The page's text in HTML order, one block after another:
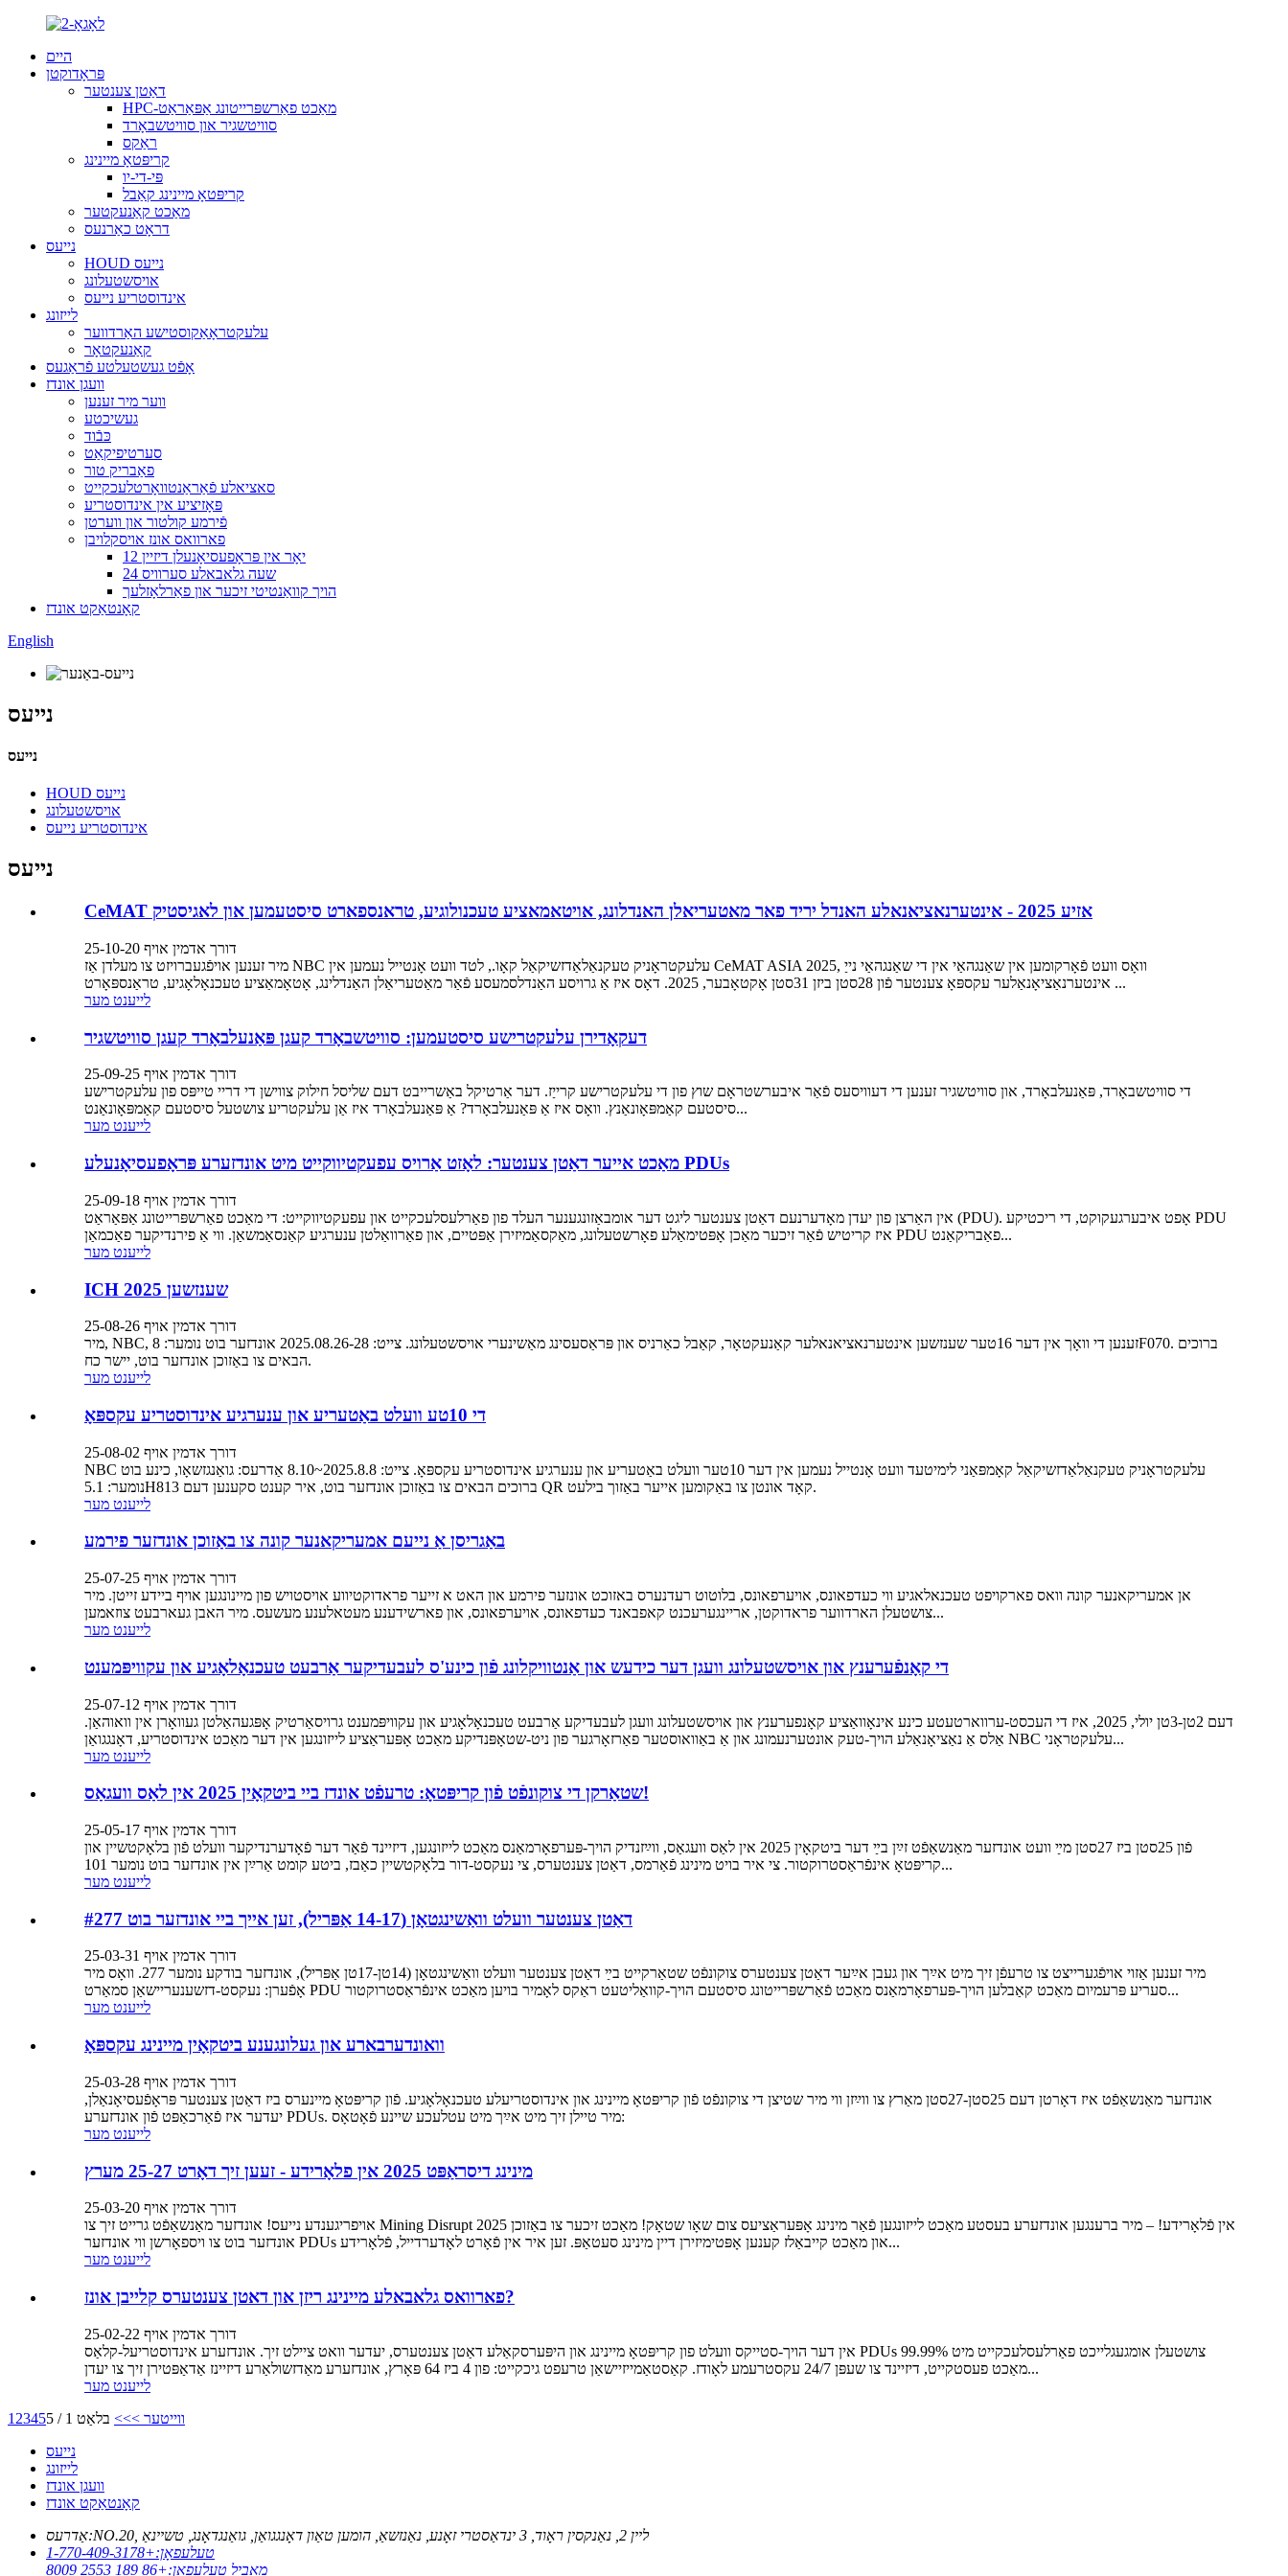
היים
פּראָדוקטן
דאַטן צענטער
HPC-מאַכט פאַרשפּרייטונג אַפּאַראַט
סוויטשגיר און סוויטשבאָרד
ראַקס
קריפּטאָ מיינינג
פּי-די-יו
קריפּטאָ מיינינג קאַבל
מאַכט קאַנעקטער
דראָט כאַרנעס
נייעס
HOUD נייעס
אויסשטעלונג
אינדוסטריע נייעס
לייזונג
עלעקטראָאַקוסטישע האַרדווער
קאַנעקטאָר
אָפֿט געשטעלטע פֿראַגעס
וועגן אונדז
ווער מיר זענען
געשיכטע
כּבֿוד
סערטיפיקאַט
פאַבריק טור
סאציאלע פֿאַראַנטוואָרטלעכקייט
פּאָזיציע אין אינדוסטריע
פֿירמע קולטור און ווערטן
פארוואס אונז אויסקלויבן
12 יאָר אין פּראָפעסיאָנעלן דיזיין
24 שעה גלאבאלע סערוויס
הויך קוואַנטיטי זיכער און פאַרלאָזלעך
קאָנטאַקט אונדז
English
נייעס
נייעס
HOUD נייעס
אויסשטעלונג
אינדוסטריע נייעס
נייעס
CeMAT אזיע 2025 - אינטערנאציאנאלע האנדל יריד פאר מאטעריאלן האנדלונג, אויטאמאציע טעכנולוגיע, טראנספארט סיסטעמען און לאגיסטיק
דורך אדמין אויף 25-10-20
מיר זענען אויפֿגעברויזט צו מעלדן אַז NBC עלעקטראָניק טעקנאַלאַדזשיקאַל קאָו., לטד וועט אָנטייל נעמען אין CeMAT ASIA 2025, וואָס וועט פֿאָרקומען אין שאַנגהאַי אין די שאַנגהאַי נייַ
אינטערנאַציאָנאַלער עקספּאָ צענטער פֿון 28סטן ביזן 31סטן אָקטאָבער, 2025. דאָס איז אַ גרויסע האַנדלסמעסע פֿאַר מאַטעריאַלן האַנדלינג, אָטאָמאַציע טעכנאָלאָגיע, טראַנספּאָרט ...
לייענט מער
דעקאָדירן עלעקטרישע סיסטעמען: סוויטשבאָרד קעגן פּאַנעלבאָרד קעגן סוויטשגיר
דורך אדמין אויף 25-09-25
די סוויטשבאָרד, פּאַנעלבאָרד, און סוויטשגיר זענען די דעוויסעס פֿאַר איבערשטראָם שוץ פון די עלעקטרישע קרייַז. דער אַרטיקל באַשרייבט דעם שליסל חילוק צווישן די דריי טייפּס פון עלעקטרישע
סיסטעם קאַמפּאָונאַנץ. וואָס איז אַ פּאַנעלבאָרד? אַ פּאַנעלבאָרד איז אַן עלעקטריע צושטעל סיסטעם קאַמפּאָונאַנט...
לייענט מער
מאַכט אייער דאַטן צענטער: לאָזט אַרויס עפעקטיווקייט מיט אונדזערע פּראָפעסיאָנעלע PDUs
דורך אדמין אויף 25-09-18
אין האַרצן פון יעדן מאָדערנעם דאַטן צענטער ליגט דער אומבאַזונגענער העלד פון פאַרלעסלעכקייט און עפעקטיווקייט: די מאַכט פאַרשפּרייטונג אַפּאַראַט (PDU). אָפט איבערגעקוקט, די ריכטיקע PDU
איז קריטיש פֿאַר זיכער מאַכן אָפּטימאַלע פאָרשטעלונג, מאַקסאַמיזירן אַפּטיים, און פאַרוואַלטן ענערגיע קאַנסאַמשאַן. ווי אַ פירנדיקער פאַכמאַן PDU פאַבריקאַנט...
לייענט מער
ICH 2025 שענזשען
דורך אדמין אויף 25-08-26
מיר, NBC, זענען די וואָך אין דער 16טער שענזשען אינטערנאציאנאלער קאַנעקטאָר, קאַבל כאַרניס און פּראַסעסינג מאַשינערי אויסשטעלונג. צייט: 2025.08.26-28 אונדזער בוט נומער: 8F070. ברוכים
הבאים צו באַזוכן אונדזער בוט, יישר כח.
לייענט מער
די 10טע וועלט באַטעריע און ענערגיע אינדוסטריע עקספּאָ
דורך אדמין אויף 25-08-02
NBC עלעקטראָניק טעקנאַלאַדזשיקאַל קאָמפּאַני לימיטעד וועט אָנטייל נעמען אין דער 10טער וועלט באַטעריע און ענערגיע אינדוסטריע עקספּאָ. צייט: 2025.8.8~8.10 אַדרעס: גואַנגזשאָו, כינע בוט
נומער: 5.1H813 ברוכים הבאים צו באַזוכן אונדזער בוט, איר קענט סקענען דעם QR קאָד אונטן צו באַקומען אייער באַזוך בילעט.
לייענט מער
באַגריסן אַ נייעם אמעריקאנער קונה צו באַזוכן אונדזער פירמע
דורך אדמין אויף 25-07-25
אן אמעריקאנער קונה וואס פארקויפט טעכנאלאגיע ווי כעדפאונס, אויערפאונס, בלוטוט רעדנערס באזוכט אונזער פירמע און האט א זייער פראדוקטיווע אויסטויש פון מיינונגען אויף ביידע זייטן. מיר
צושטעלן הארדווער פראדוקטן, אריינגערעכנט קאפבאנד כעדפאונס, אויערפאונס, און פארשידענע מעטאלענע מעשעס. מיר האבן געארבעט צוזאמען...
לייענט מער
די קאָנפֿערענץ און אויסשטעלונג וועגן דער כידעש און אַנטוויקלונג פֿון כינע'ס לעבעדיקער אַרבעט טעכנאָלאָגיע און עקוויפּמענט
דורך אדמין אויף 25-07-12
דעם 2טן-3טן יולי, 2025, איז די העכסט-ערווארטעטע כינע אינאָוואַציע קאָנפערענץ און אויסשטעלונג וועגן לעבעדיקע אַרבעט טעכנאָלאָגיע און עקוויפּמענט גרויסאַרטיק אָפּגעהאַלטן געוואָרן אין וואוהאַן.
אַלס אַ נאַציאָנאַלע הויך-טעק אונטערנעמונג און אַ באַוואוסטער פאַרזאָרגער פון ניט-שטאָפּנדיקע מאַכט אָפּעראַציע לייזונגען אין דער מאַכט אינדוסטריע, דאָנגגואַן NBC עלעקטראָני...
לייענט מער
שטאַרקן די צוקונפֿט פֿון קריפּטאָ: טרעפֿט אונדז ביי ביטקאָין 2025 אין לאַס וועגאַס!
דורך אדמין אויף 25-05-17
פֿון 25סטן ביז 27סטן מײַ וועט אונדזער מאַנשאַפֿט זײַן בײַ דער ביטקאָין 2025 אין לאַס וועגאַס, ווײַזנדיק הויך-פּערפאָרמאַנס מאַכט לייזונגען, דיזיינד פֿאַר דער פֿאָדערנדיקער וועלט פֿון בלאָקטשיין און
קריפּטאָ אינפֿראַסטרוקטור. צי איר בויט מינינג פֿאַרמס, דאַטן צענטערס, צי נעקסט-דור בלאָקטשיין כאַבז, ביטע קומט אַרײַן אין אונדזער בוט נומער 101...
לייענט מער
דאַטן צענטער וועלט וואַשינגטאָן (14-17 אַפּריל), זען אייך ביי אונדזער בוט #277
דורך אדמין אויף 25-03-31
מיר זענען אַזוי אויפֿגערייצט צו טרעפֿן זיך מיט אײַך און געבן אײַער דאַטן צענטערס צוקונפֿט שטאַרקייט בײַ דאַטן צענטער וועלט וואַשינגטאָן (14טן-17טן אַפּריל), אונדזער בודקע נומער 277. וואָס מיר
אָפֿערן: נעקסט-דזשענעריישאַן סמאַרט PDU סעריע פּרעמיום מאַכט קאַבלען הויך-פּערפאָרמאַנס מאַכט פֿאַרשפּרייטונג סיסטעם הויך-קוואַליטעט ראַקס לאָמיר בויען מאַכט אינפֿראַסטרוקטור...
לייענט מער
וואונדערבארע און געלונגענע ביטקאָין מיינינג עקספּאָ
דורך אדמין אויף 25-03-28
אונדזער מאַנשאַפֿט איז דאָרטן דעם 25סטן-27סטן מאַרץ צו ווײַזן ווי מיר שטיצן די צוקונפֿט פֿון קריפּטאָ מיינינג און אינדוסטריעלע טעכנאָלאָגיע. פֿון קריפּטאָ מיינערס ביז דאַטן צענטער פּראָפֿעסיאָנאַלן,
יעדער איז פֿאַרכאַפּט פֿון אונדזערע PDUs. מיר טיילן זיך מיט אײַך מיט עטלעכע שיינע פֿאָטאָס:
לייענט מער
מינינג דיסראַפּט 2025 אין פלאָרידע - זעען זיך דאָרט 25-27 מערץ
דורך אדמין אויף 25-03-20
אויפריגענדע נייעס! אונדזער מאַנשאַפֿט גרייט זיך צו Mining Disrupt 2025 אין פֿלאָרידע! – מיר ברענגען אונדזערע בעסטע מאַכט לייזונגען פֿאַר מינינג אָפּעראַציעס צום שאָו שטאָק! מאַכט זיכער צו באַזוכן
אונדזער בוט צו ויספאָרשן ווי אונדזער PDUs און מאַכט קייבאַלז קענען אָפּטימיזירן דיין מינינג סעטאַפּ. זען איר אין פֿאָרט לאָדערדייל, פֿלאָרידע...
לייענט מער
פארוואס גלאבאלע מיינינג ריזן און דאטן צענטערס קלייבן אונז?
דורך אדמין אויף 25-02-22
אין דער הויך-סטייקס וועלט פון קריפּטאָ מיינינג און היפּערסקאַלע דאַטן צענטערס, יעדער וואט ציילט זיך. אונדזערע אינדוסטריעל-קלאַס PDUs צושטעלן אומגעגלייכט פאַרלעסלעכקייט מיט 99.99%
מאַכט פעסטקייט, דיזיינד צו שעפּן 24/7 עקסטרעמע לאָודז. קאַסטאַמייזיישאַן טרעפט גיכקייט: פון 4 ביז 64 פּאָרץ, אונדזערע מאַדזשולאַרע דיזיינז אַדאַפּטירן זיך צו יעדן...
לייענט מער
1 2345 ווייטער >>> בלאַט 1 / 5
נייעס
לייזונג
וועגן אונדז
קאָנטאַקט אונדז
אַדרעס:
NO.20, ליין 2, נאַנקסין ראָוד, 3 ינדאַסטרי זאָנע, נאַנזשאַ, הומען טאַון דאָנגגואַן, גואַנגדאָנג, טשיינאַ
טעלעפאָן:+1-770-409-3178
מאָביל טעלעפאָן:+86 189 2553 8009